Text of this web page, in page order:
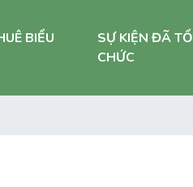
BIỂU
SỰ KIỆN ĐÃ TỔ
CHỨC